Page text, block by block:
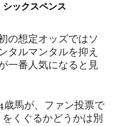
ックスペンス
の想定オッズではソ
タルマンタルを抑え
一番人気になると見
馬が、ファン投票で
くぐるかどうかは別